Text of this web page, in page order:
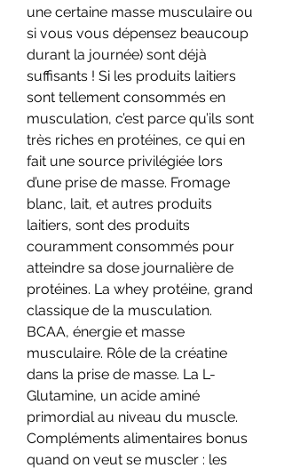
une certaine masse musculaire ou
si vous vous dépensez beaucoup
durant la journée) sont déjà
suffisants ! Si les produits laitiers
sont tellement consommés en
musculation, c’est parce qu’ils sont
très riches en protéines, ce qui en
fait une source privilégiée lors
d’une prise de masse. Fromage
blanc, lait, et autres produits
laitiers, sont des produits
couramment consommés pour
atteindre sa dose journalière de
protéines. La whey protéine, grand
classique de la musculation.
BCAA, énergie et masse
musculaire. Rôle de la créatine
dans la prise de masse. La L-
Glutamine, un acide aminé
primordial au niveau du muscle.
Compléments alimentaires bonus
quand on veut se muscler : les